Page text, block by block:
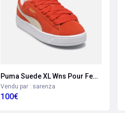
Puma Suede XL Wns Pour Femme
Vendu par : sarenza
100€